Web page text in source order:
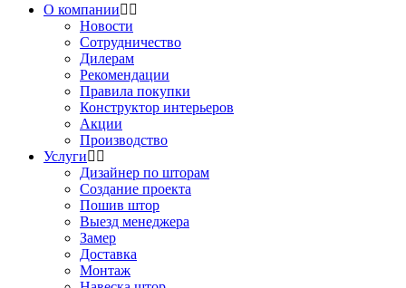
О компании
Новости
Сотрудничество
Дилерам
Рекомендации
Правила покупки
Конструктор интерьеров
Акции
Производство
Услуги
Дизайнер по шторам
Создание проекта
Пошив штор
Выезд менеджера
Замер
Доставка
Монтаж